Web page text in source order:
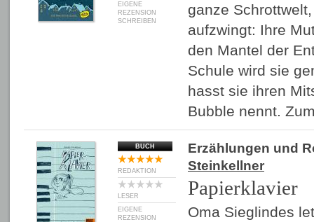
EIGENE
REZENSION
SCHREIBEN
ganze
aufzwingt: Ihre
den Mantel der
Schule wird sie
hasst sie ihren
Bubble nennt.
BUCH
REDAKTION
LESER
EIGENE
REZENSION
Erzählungen und
Steinkellner
Papierklavier
Oma Sieglindes